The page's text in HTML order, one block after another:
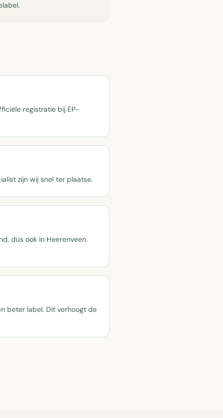
registratie bij EP-
zijn wij snel ter plaatse.
dus ook in Heerenveen.
beter label. Dit verhoogt de